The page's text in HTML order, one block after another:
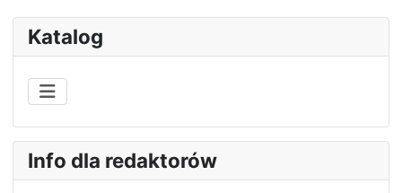
Katalog
Info dla redaktorów